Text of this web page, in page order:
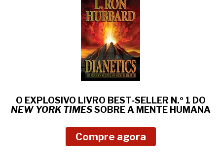
O EXPLOSIVO LIVRO BEST‑SELLER N.º 1 DO
NEW YORK TIMESSOBRE A MENTE HUMANA
Compre agora